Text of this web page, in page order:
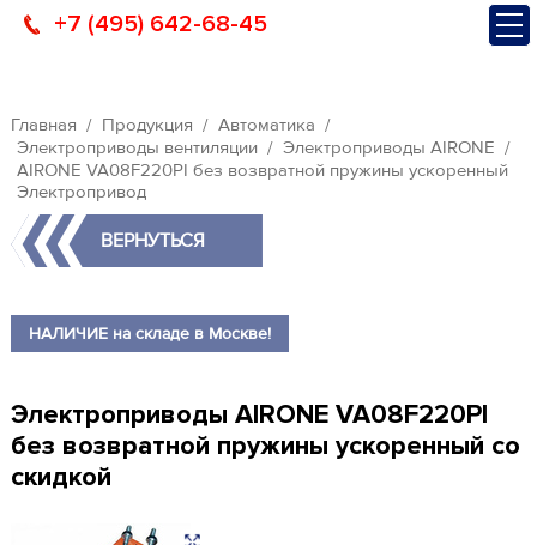
+7 (495) 642-68-45
Главная Продукция
Автоматика
Электроприводы вентиляции
Электроприводы AIRONE
AIRONE VA08F220PI без возвратной пружины ускоренный
Электропривод
ВЕРНУТЬСЯ
НАЛИЧИЕ на складе в Москве!
Электроприводы AIRONE VA08F220PI
без возвратной пружины ускоренный со
скидкой